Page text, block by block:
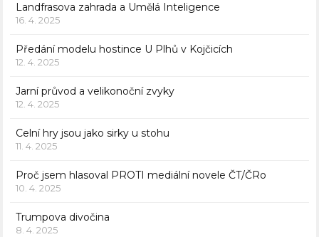
Landfrasova zahrada a Umělá Inteligence
16. 4. 2025
Předání modelu hostince U Plhů v Kojčicích
12. 4. 2025
Jarní průvod a velikonoční zvyky
12. 4. 2025
Celní hry jsou jako sirky u stohu
11. 4. 2025
Proč jsem hlasoval PROTI mediální novele ČT/ČRo
10. 4. 2025
Trumpova divočina
8. 4. 2025